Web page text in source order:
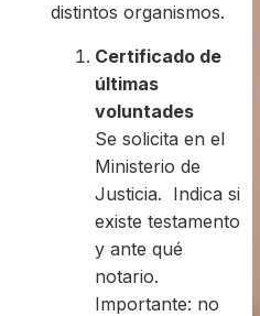
distintos organismos.
Certificado de
últimas
voluntades
Se solicita en el
Ministerio de
Justicia. Indica si
existe testamento
y ante qué
notario.
Importante: no